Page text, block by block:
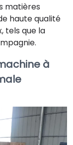
matières
haute qualité
tels que la
à